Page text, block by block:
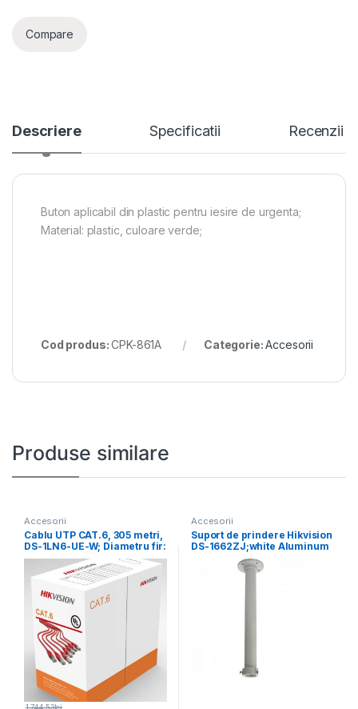
Compare
Descriere Specificatii Recenzii
Buton aplicabil din plastic pentru iesire de urgenta;
Material: plastic, culoare verde;
Cod produs:CPK-861A Categorie:Accesorii
Produse similare
Accesorii
Cablu UTP CAT.6, 305 metri,
DS-1LN6-UE-W; Diametru fir:
0.53mm, OFC,
1,744.53lei
Accesorii
Suport de prindere Hikvision
DS-1662ZJ;white Aluminum
alloy Φ116.5×500mm